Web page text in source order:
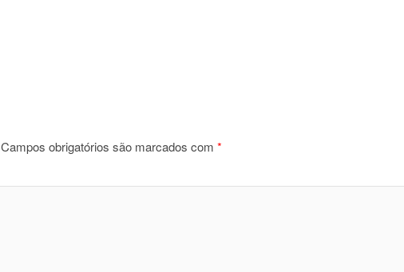
Campos obrigatórios são marcados com *